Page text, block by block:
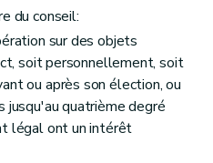
du conseil:
sur des objets
soit personnellement, soit
ou après son élection, ou
jusqu'au quatrième degré
légal ont un intérêt